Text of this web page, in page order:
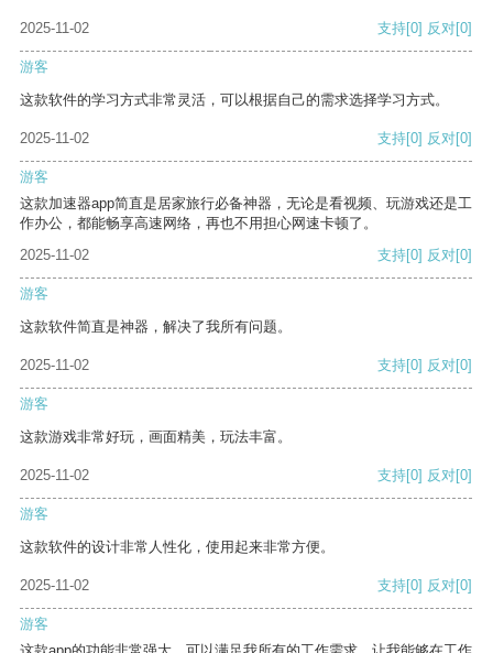
2025-11-02 支持[0] 反对[0]
游客
这款软件的学习方式非常灵活，可以根据自己的需求选择学习方式。
2025-11-02 支持[0] 反对[0]
游客
这款加速器app简直是居家旅行必备神器，无论是看视频、玩游戏还是工
作办公，都能畅享高速网络，再也不用担心网速卡顿了。
2025-11-02
支持[0] 反对[0]
游客
这款软件简直是神器，解决了我所有问题。
2025-11-02 支持[0] 反对[0]
游客
这款游戏非常好玩，画面精美，玩法丰富。
2025-11-02 支持[0] 反对[0]
游客
这款软件的设计非常人性化，使用起来非常方便。
2025-11-02 支持[0] 反对[0]
游客